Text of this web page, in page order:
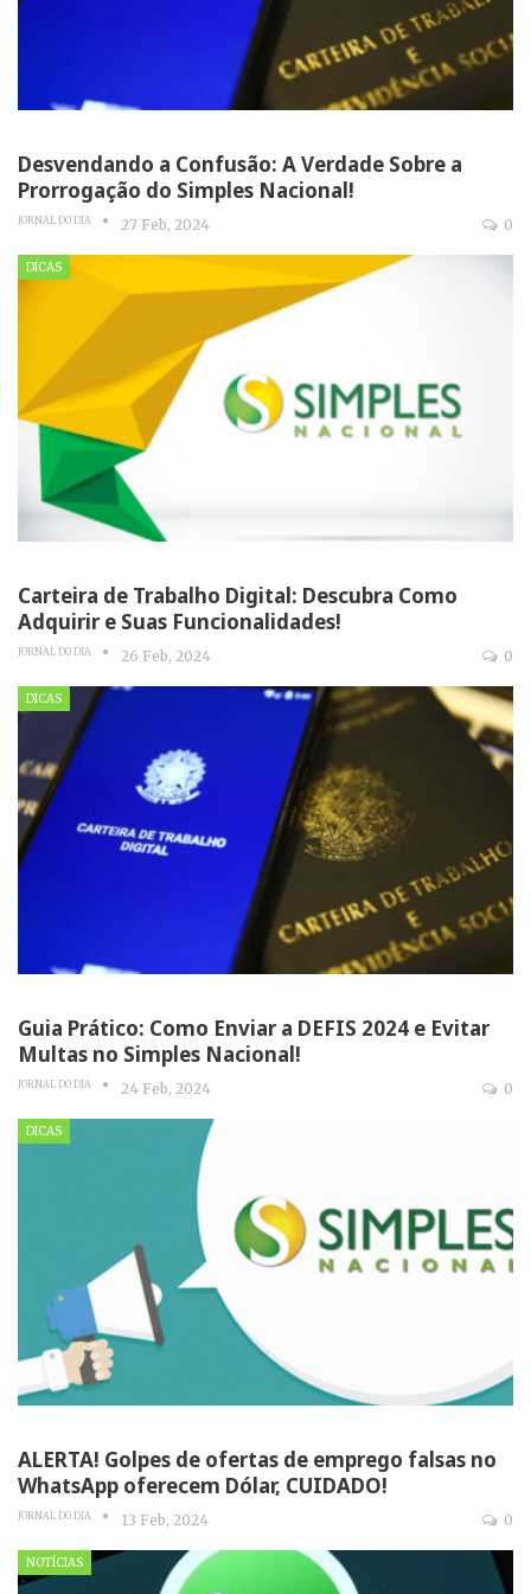
Desvendando a Confusão: A Verdade Sobre a
Prorrogação do Simples Nacional!
JORNAL DO DIA 27 Feb, 2024 0
DICAS
Carteira de Trabalho Digital: Descubra Como
Adquirir e Suas Funcionalidades!
JORNAL DO DIA 26 Feb, 2024 0
DICAS
Guia Prático: Como Enviar a DEFIS 2024 e Evitar
Multas no Simples Nacional!
JORNAL DO DIA 24 Feb, 2024 0
DICAS
ALERTA! Golpes de ofertas de emprego falsas no
WhatsApp oferecem Dólar, CUIDADO!
JORNAL DO DIA 13 Feb, 2024 0
NOTÍCIAS